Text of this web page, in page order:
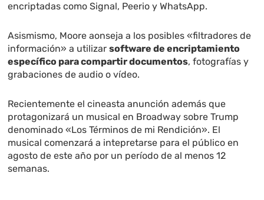
encriptadas como Signal, Peerio y WhatsApp.
Asismismo, Moore aonseja a los posibles «filtradores de
información» a utilizarsoftware de encriptamiento
específico para compartir documentos, fotografías y
grabaciones de audio o vídeo.
Recientemente el cineasta anunción además que
protagonizará un musical en Broadway sobre Trump
denominado «Los Términos de mi Rendición». El
musical comenzará a intepretarse para el público en
agosto de este año por un período de al menos 12
semanas.